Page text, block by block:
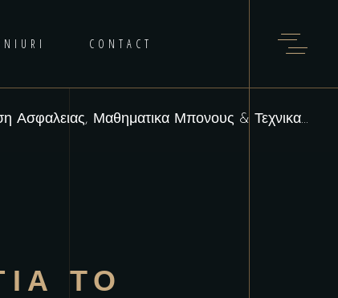
CONTACT
Μαθηματικα Μπονους & Τεχνικα...
ΤΟ